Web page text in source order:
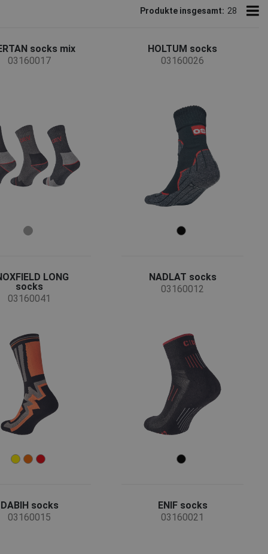
Produkte insgesamt: 28
socks mix
03160017
HOLTUM socks
03160026
LONG
socks
03160041
NADLAT socks
03160012
DABIH socks
03160015
ENIF socks
03160021